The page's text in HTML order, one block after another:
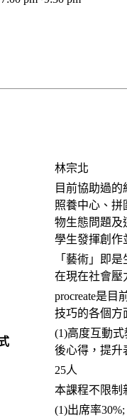
林宗北
目前協助過
照養中心、拼
物生態問題及
學生發揮創作
「藝術」即
在現在社會壓
procreate是目
技巧的各個方
(1)高度互動
後心得，提升
25人
本課程不限制
(1)出席率